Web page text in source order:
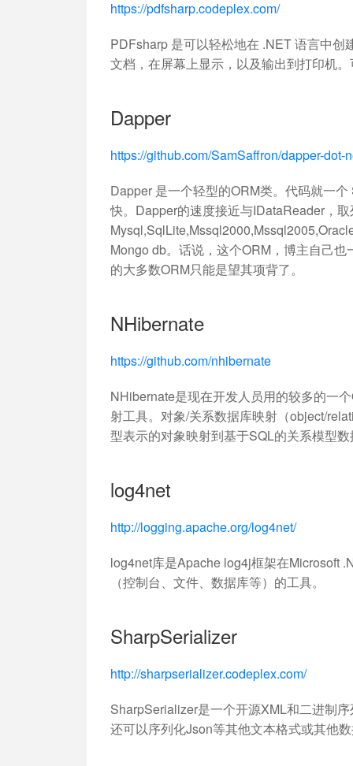
https://pdfsharp.codeplex.com/
PDFsharp 是可以轻松地在 .NET 语言中
文档，在屏幕上显示，以及输出到打印机
Dapper
https://github.com/SamSaffron/dapper-dot-
Dapper 是一个轻型的ORM类。代码就一
快。Dapper的速度接近与IDataReader，
Mongo db。话说，这个ORM，博主自己
的大多数ORM只能是望其项背了。
NHibernate
https://github.com/nhibernate
NHibernate是现在开发人员用的较多的一
射工具。对象/关系数据库映射（object/
型表示的对象映射到基于SQL的关系模型
log4net
http://logging.apache.org/log4net/
log4net库是Apache log4j框架在Microsoft
（控制台、文件、数据库等）的工具。
SharpSerializer
http://sharpserializer.codeplex.com/
SharpSerializer是一个开源XML和二进制
还可以序列化Json等其他文本格式或其他